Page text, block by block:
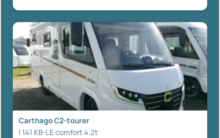
Carthago C2-tourer
I 141 KB-LE comfort 4.2t